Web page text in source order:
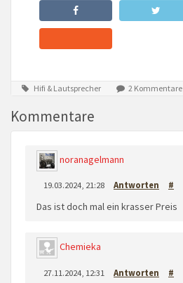
Hifi & Lautsprecher 2 Kommentare
Kommentare
noranagelmann
19.03.2024, 21:28 Antworten #
Das ist doch mal ein krasser Preis
Chemieka
27.11.2024, 12:31 Antworten #